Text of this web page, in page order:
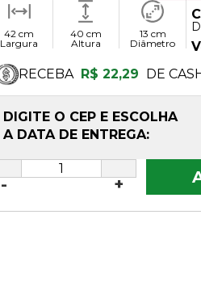
42 cm
Largura
40 cm
Altura
13 cm
Diâmetro
RECEBA R$ 22,29 DE
DIGITE O CEP E ESCOLHA
A DATA DE ENTREGA:
+
-